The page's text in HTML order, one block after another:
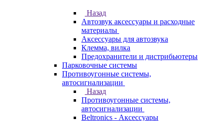
Назад
Автозвук аксессуары и расходные
материалы
Аксессуары для автозвука
Клемма, вилка
Предохранители и дистрибьютеры
Парковочные системы
Противоугонные системы,
автосигнализации
Назад
Противоугонные системы,
автосигнализации
Beltronics - Аксессуары